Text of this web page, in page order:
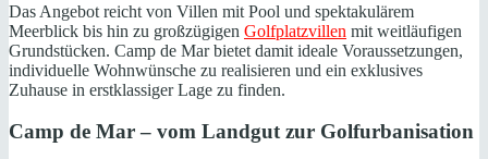
Das Angebot reicht von Villen mit Pool und spektakulärem
Meerblick bis hin zu großzügigen Golfplatzvillen mit weitläufigen
Grundstücken. Camp de Mar bietet damit ideale Voraussetzungen,
individuelle Wohnwünsche zu realisieren und ein exklusives
Zuhause in erstklassiger Lage zu finden.
Camp de Mar – vom Landgut zur Golfurbanisation